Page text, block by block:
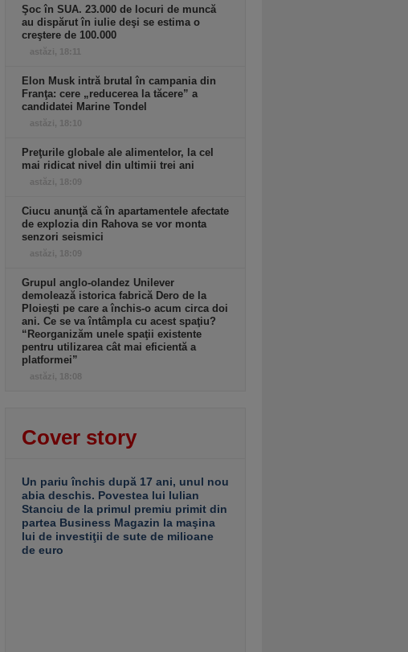
Şoc în SUA. 23.000 de locuri de muncă
au dispărut în iulie deşi se estima o
creştere de 100.000
astăzi, 18:11
Elon Musk intră brutal în campania din
Franţa: cere „reducerea la tăcere” a
candidatei Marine Tondel
astăzi, 18:10
Preţurile globale ale alimentelor, la cel
mai ridicat nivel din ultimii trei ani
astăzi, 18:09
Ciucu anunţă că în apartamentele afectate
de explozia din Rahova se vor monta
senzori seismici
astăzi, 18:09
Grupul anglo-olandez Unilever
demolează istorica fabrică Dero de la
Ploieşti pe care a închis-o acum circa doi
ani. Ce se va întâmpla cu acest spaţiu?
“Reorganizăm unele spaţii existente
pentru utilizarea cât mai eficientă a
platformei”
astăzi, 18:08
Cover story
Un pariu închis după 17 ani, unul nou
abia deschis. Povestea lui Iulian
Stanciu de la primul premiu primit din
partea Business Magazin la maşina
lui de investiţii de sute de milioane
de euro